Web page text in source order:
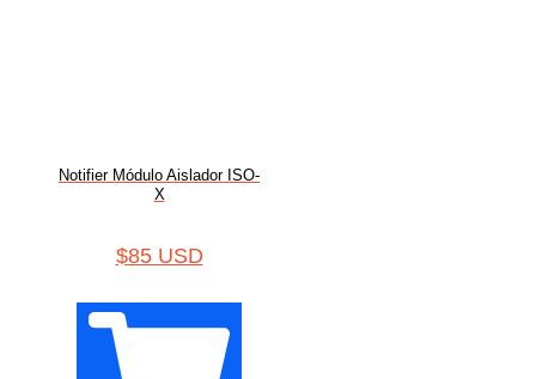
Notifier Módulo Aislador ISO-
X
$85 USD